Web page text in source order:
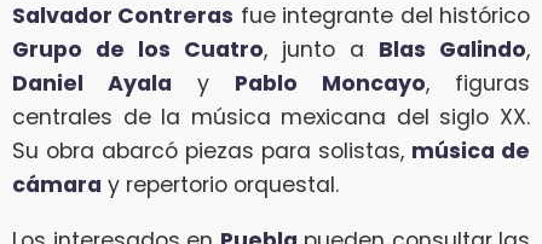
Salvador Contreras fue integrante del histórico
Grupo de los Cuatro, junto a Blas Galindo,
Daniel Ayala y Pablo Moncayo, figuras
centrales de la música mexicana del siglo XX.
Su obra abarcó piezas para solistas, música de
cámara y repertorio orquestal.